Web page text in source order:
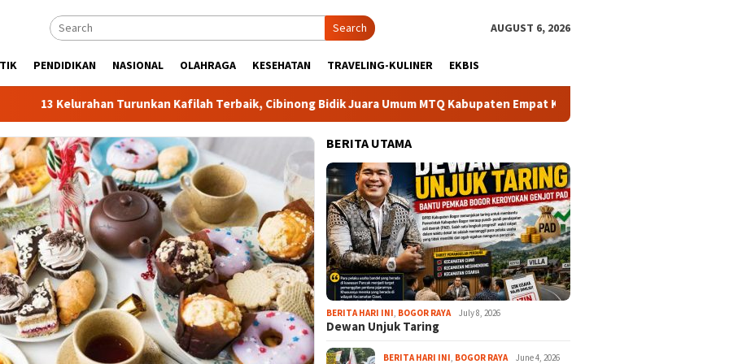
Search AUGUST 6, 2026
PENDIDIKAN NASIONAL OLAHRAGA KESEHATAN TRAVELING-KULINER EKBIS
Kelurahan Turunkan Kafilah Terbaik, Cibinong Bidik Juara Umum MTQ Kabupaten Empat Kali Beruntun
BERITA UTAMA
BERITA HARI INI BOGOR RAYA July 8, 2026
Dewan Unjuk Taring
BERITA HARI INI BOGOR RAYA June 4, 2026